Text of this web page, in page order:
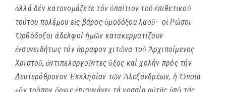
ἀλλά δέν κατονομάζετε τόνὑπαίτιον τοῦ ἐπιθετικοῦ
τούτου πολέμου εἰς βάροςὁμοδόξου λαοῦ– οἱ Ρώσοι
Ὀρθόδοξοι άδελφοίἡμῶν κατακερματίζουν
ἐνσυνειδήτως τόνἄρραφον χιτῶνα τοῦ Ἀρχιποίμενος
Χριστοῦ,ἀντιπελαργοῦντεςὄξος καί χολήν πρός τήν
ΔευτερόθρονονἘκκλησίαν τῶνἈλεξανδρέων, ἡ Ὁποία